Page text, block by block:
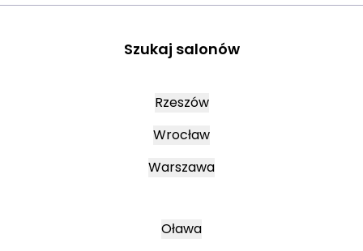
Szukaj salonów
Rzeszów
Wrocław
Warszawa
Oława